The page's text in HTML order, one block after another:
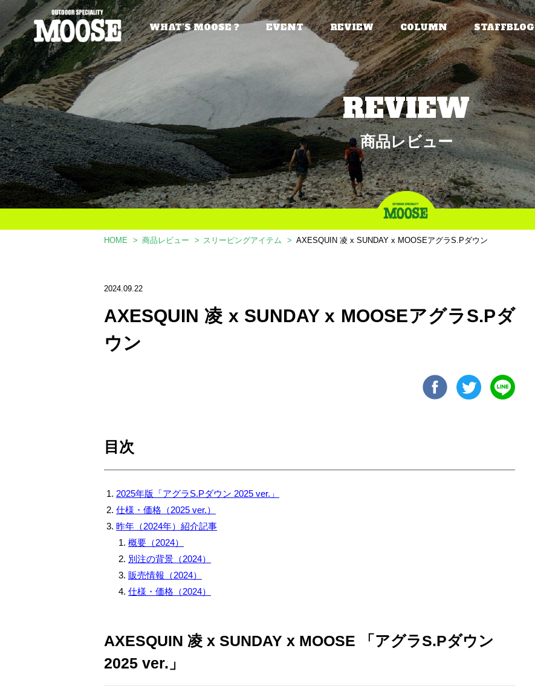
WHAT’S MOOSE ? EVENT REVIEW COLUMN STAFFBLOG
REVIEW
商品レビュー
HOME 商品レビュー スリーピングアイテム AXESQUIN 凌 x SUNDAY x MOOSEアグラS.Pダウン
2024.09.22
AXESQUIN 凌 x SUNDAY x MOOSEアグラS.Pダ
ウン
目次
2025年版「アグラS.Pダウン 2025 ver.」
仕様・価格（2025 ver.）
昨年（2024年）紹介記事
概要（2024）
別注の背景（2024）
販売情報（2024）
仕様・価格（2024）
AXESQUIN 凌 x SUNDAY x MOOSE 「アグラS.Pダウン
2025 ver.」